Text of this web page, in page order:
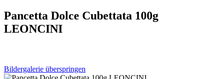
Pancetta Dolce Cubettata 100g
LEONCINI
Bildergalerie überspringen